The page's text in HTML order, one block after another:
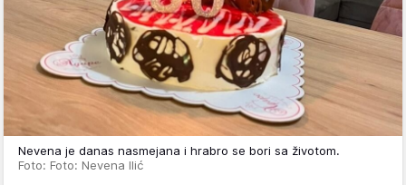
Nevena je danas nasmejana i hrabro se bori sa životom.
Foto: Foto: Nevena Ilić